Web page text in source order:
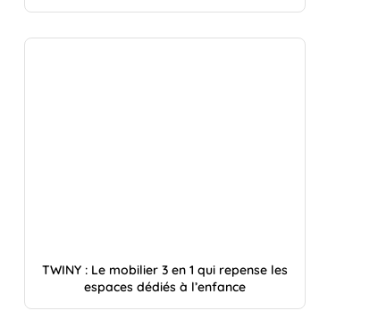
TWINY : Le mobilier 3 en 1 qui repense les
espaces dédiés à l’enfance